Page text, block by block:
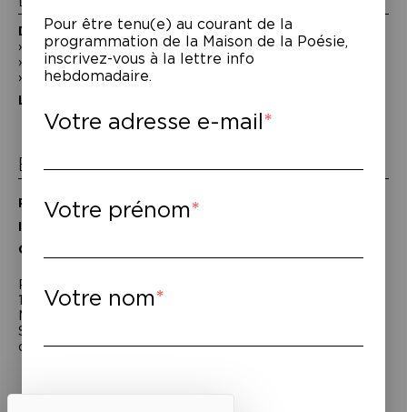
Découvrir
En photos
Historique
Nos partenaires
L’équipe
Espace pro
Privatiser une salle
Informations techniques
Contact presse
Passage Moliėre
157, rue Saint-Martin - 75003 Paris
M° Rambuteau - RER Les Halles
Standard tél : 01 44 54 53 00
du mardi au samedi de 15h à 18h
Pour être tenu(e) au courant de la
programmation de la Maison de la Poésie,
inscrivez-vous à la lettre info
hebdomadaire.
Votre adresse e-mail
Votre prénom
Votre nom